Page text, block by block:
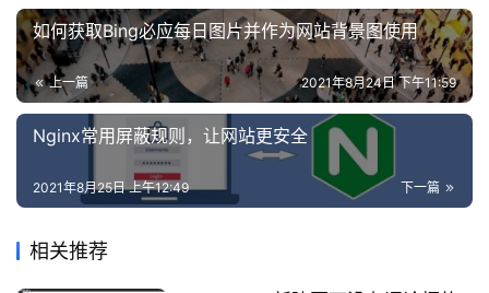
游
攻
略
知
问
16像素，不要使用绝对大小”px”，要使用
相对大小“rem”
html{font-size:62.5%;}
body {font:normal 100% Arial,sans-serif;font-
html 的字体大小设置为 font-size:62.5% 原因：浏览
器默认字体大小是
如何获取Bing必应每日图片并作为网站背景图使用
上一篇 2021年8月24日 下午11:59
Nginx常用屏蔽规则，让网站更安全
下一篇
2021年8月25日 上午12:49
相关推荐